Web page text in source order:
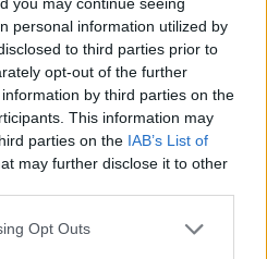
personal information utilized by
to third parties prior to
opt-out of the further
by third parties on the
This information may
parties on the IAB’s List of
may further disclose it to other
app uses one or more Google
Opt Outs